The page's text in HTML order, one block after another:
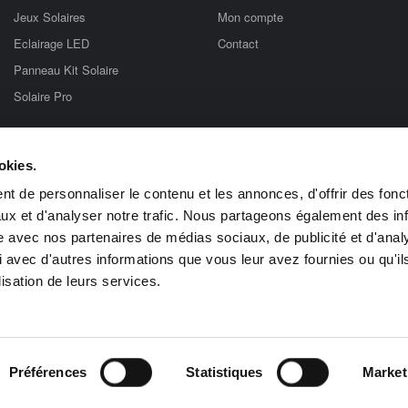
de personnaliser le contenu et les annonces, d'offrir des
et d'analyser notre trafic. Nous partageons également des
avec nos partenaires de médias sociaux, de publicité et
d'autres informations que vous leur avez fournies ou
de leurs services.
Préférences Statistiques
Jeux Solaires
Eclairage LED
Panneau Kit Solaire
Solaire Pro
Mon compte
Contact
à l'énergie solaire photovoltaïque. Vous trouverez sur notre site
de réaliser des économies d'énergie ! Lampes solaires, éclairages
iphone, kits solaires, lampadaires solaires… Tout est chez Objetsolaire !
Balises Solaires de Jardin borne Solaire Jardin Borne Solaire
kit solaire lampe bureau solaire lampe solaire lampes solaires
Lampe solaire pratique
Eclairage Solaire
Cadeau Solaire
Mentions légales Politique de confidentialité
© Copyright 2026 ZS-Energie Solaire SAS - Tous droits réservés.